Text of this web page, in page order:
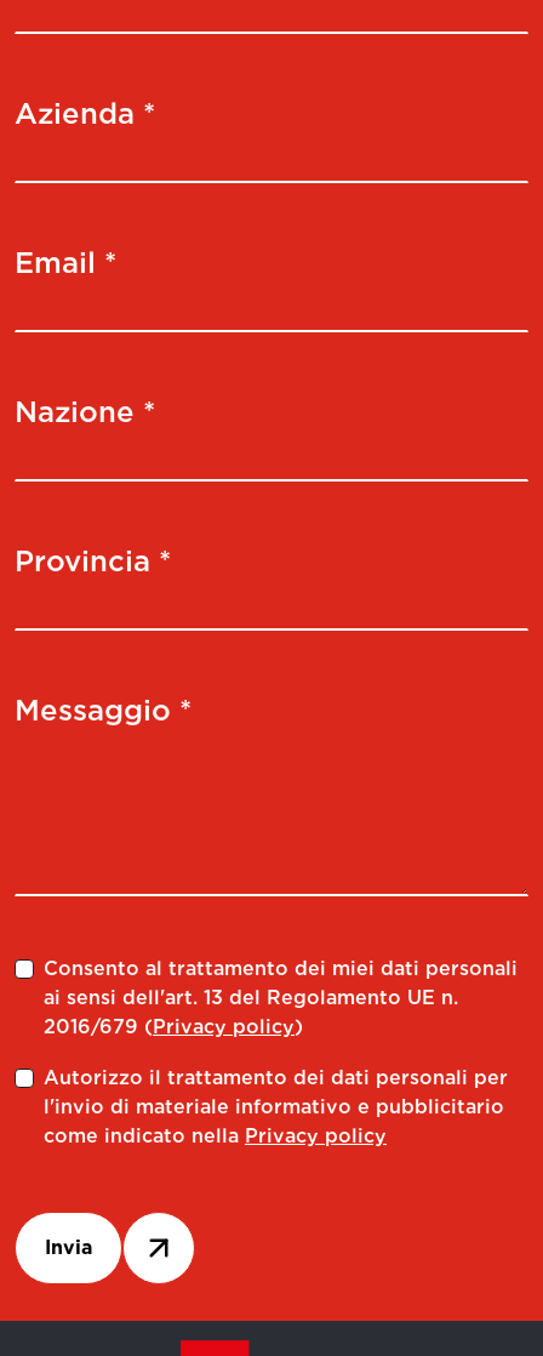
Azienda *
Email *
Nazione *
Provincia *
Messaggio *
Consento al trattamento dei miei dati personali
ai sensi dell'art. 13 del Regolamento UE n.
2016/679 (Privacy policy)
Autorizzo il trattamento dei dati personali per
l'invio di materiale informativo e pubblicitario
come indicato nella Privacy policy
Invia